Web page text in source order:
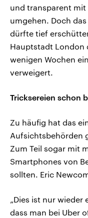
und transparent mit
umgehen. Doch
dürfte tief
Hauptstadt London
wenigen Wochen
verweigert.
Tricksereien schon
Zu häufig hat das
Aufsichtsbehörden
Zum Teil sogar mit
Smartphones von
sollten. Eric
„Dies ist nur wieder
dass man bei Uber